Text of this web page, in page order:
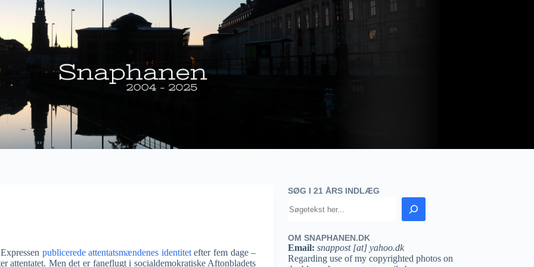
publicerede attentatsmændenes identitetefter fem dage –
Men det er faneflugt i socialdemokratiske Aftonbladets
SØG I 21 ÅRS INDLÆG
OM SNAPHANEN.DK
Email: snappost [at] yahoo.dk
Regarding use of my copyrighted photos on